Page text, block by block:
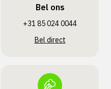
Bel ons
+31 85 024 0044
Bel direct